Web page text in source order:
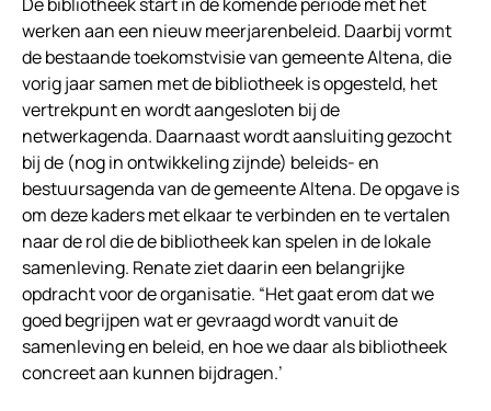
werken aan een nieuw meerjarenbeleid. Daarbij vormt
de bestaande toekomstvisie van gemeente Altena, die
vorig jaar samen met de bibliotheek is opgesteld, het
vertrekpunt en wordt aangesloten bij de
netwerkagenda. Daarnaast wordt aansluiting gezocht
bij de (nog in ontwikkeling zijnde) beleids- en
bestuursagenda van de gemeente Altena. De opgave is
om deze kaders met elkaar te verbinden en te vertalen
naar de rol die de bibliotheek kan spelen in de lokale
samenleving. Renate ziet daarin een belangrijke
opdracht voor de organisatie. “Het gaat erom dat we
goed begrijpen wat er gevraagd wordt vanuit de
samenleving en beleid, en hoe we daar als bibliotheek
concreet aan kunnen bijdragen.’